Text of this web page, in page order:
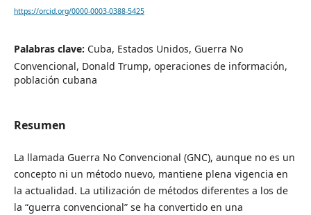
https://orcid.org/0000-0003-0388-5425
Palabras clave: Cuba, Estados Unidos, Guerra No
Convencional, Donald Trump, operaciones de información,
población cubana
Resumen
La llamada Guerra No Convencional (GNC), aunque no es un
concepto ni un método nuevo, mantiene plena vigencia en
la actualidad. La utilización de métodos diferentes a los de
la “guerra convencional” se ha convertido en una